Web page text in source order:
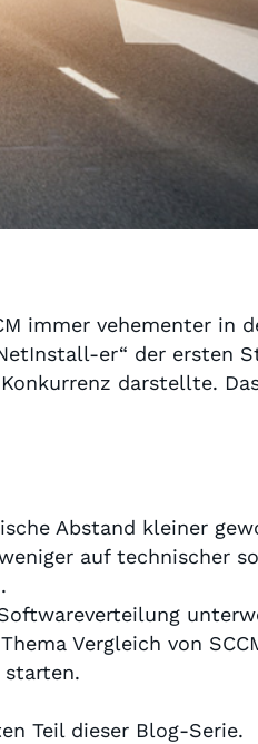
immer vehementer in
er“ der ersten
darstellte.
Abstand kleiner
auf technischer
Vergleich von
starten.
Teil dieser Blog-Serie.